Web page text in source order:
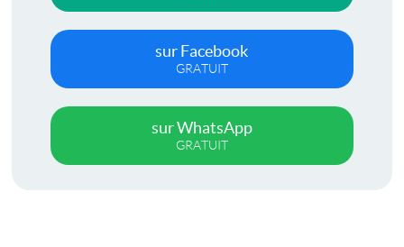
sur Facebook
GRATUIT
sur WhatsApp
GRATUIT